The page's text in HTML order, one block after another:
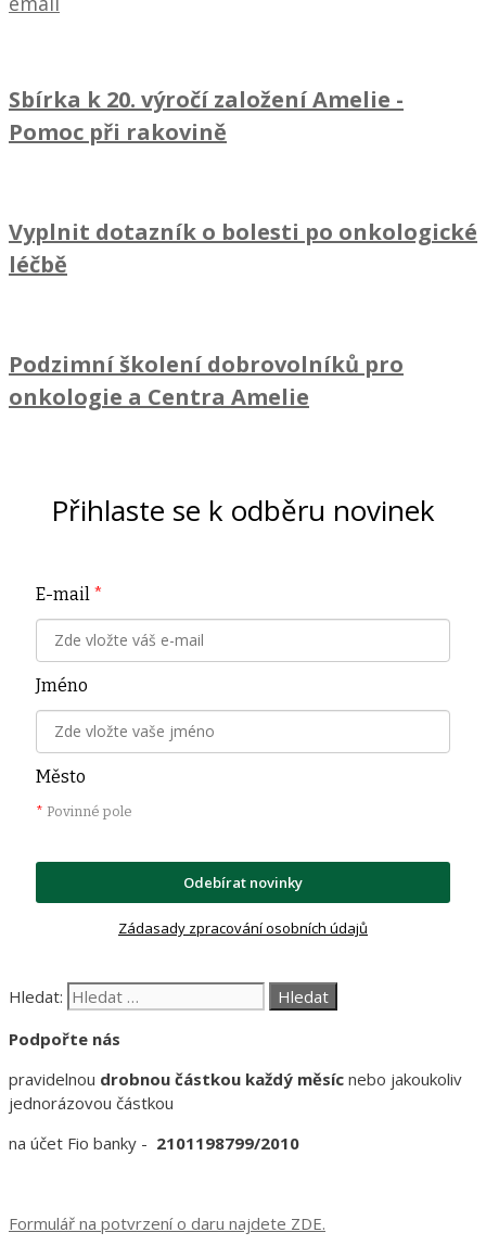
Sbírka k 20. výročí založení Amelie -
Pomoc při rakovině
Vyplnit dotazník o bolesti po onkologické
léčbě
Podzimní školení dobrovolníků pro
onkologie a Centra Amelie
Přihlaste se k odběru novinek
E-mail *
Jméno
Město
* Povinné pole
Odebírat novinky
Zádasady zpracování osobních údajů
Hledat:
Podpořte nás
pravidelnou drobnou částkou každý měsíc nebo jakoukoliv
jednorázovou částkou
na účet Fio banky - 2101198799/2010
Formulář na potvrzení o daru najdete ZDE.